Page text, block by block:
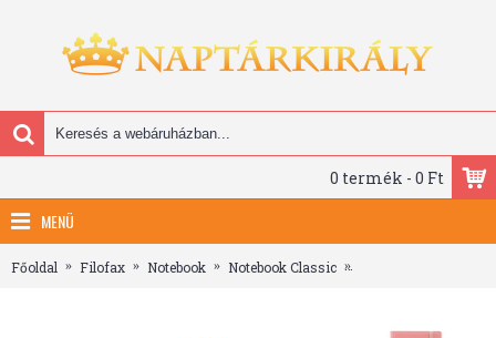
0 termék - 0 Ft
MENÜ
Főoldal Filofax Notebook Notebook Classic